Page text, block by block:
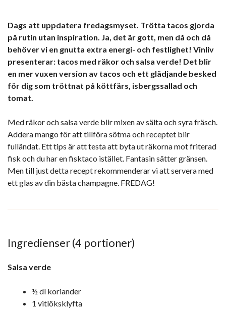
Dags att uppdatera fredagsmyset. Trötta tacos gjorda
på rutin utan inspiration. Ja, det är gott, men då och då
behöver vi en gnutta extra energi- och festlighet! Vinliv
presenterar: tacos med räkor och salsa verde! Det blir
en mer vuxen version av tacos och ett glädjande besked
för dig som tröttnat på köttfärs, isbergssallad och
tomat.
Med räkor och salsa verde blir mixen av sälta och syra fräsch.
Addera mango för att tillföra sötma och receptet blir
fulländat. Ett tips är att testa att byta ut räkorna mot friterad
fisk och du har en fisktaco istället. Fantasin sätter gränsen.
Men till just detta recept rekommenderar vi att servera med
ett glas av din bästa champagne. FREDAG!
Ingredienser (4 portioner)
Salsa verde
½ dl koriander
1 vitlöksklyfta